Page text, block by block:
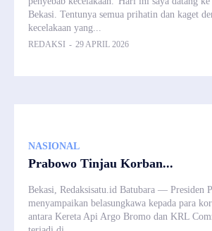
Bekasi. Tentunya semua prihatin dan kaget
kecelakaan yang...
REDAKSI - 29 APRIL 2026
NASIONAL
Prabowo Tinjau Korban...
Bekasi, Redaksisatu.id Batubara — Presiden
menyampaikan belasungkawa kepada para
antara Kereta Api Argo Bromo dan KRL